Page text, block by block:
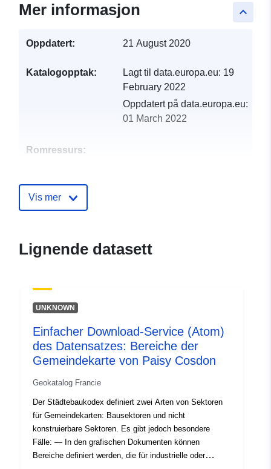
keyboard_arrow_up
Mer informasjon
Oppdatert: 21 August 2020
Katalogopptak: Lagt til data.europa.eu: 19
February 2022
Oppdatert på data.europa.eu:
01 March 2022
Romressurs:
59aa4cdd4785
Type:
Ressurs:
http://inspire.ec.europa.eu/
codelist/SpatialDataServiceType/
Vis mer
Lignende datasett
UNKNOWN
Einfacher Download-Service (Atom)
des Datensatzes: Bereiche der
Gemeindekarte von Paisy Cosdon
Geokatalog Francie
Der Städtebaukodex definiert zwei Arten von Sektoren
für Gemeindekarten: Bausektoren und nicht
konstruierbare Sektoren. Es gibt jedoch besondere
Fälle: — In den grafischen Dokumenten können
Bereiche definiert werden, die für industrielle oder